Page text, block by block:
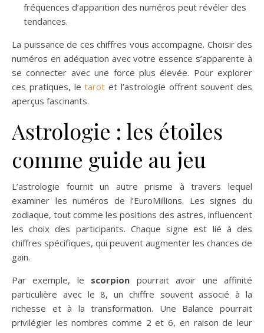
fréquences d’apparition des numéros peut révéler des
tendances.
La puissance de ces chiffres vous accompagne. Choisir des
numéros en adéquation avec votre essence s’apparente à
se connecter avec une force plus élevée. Pour explorer
ces pratiques, letarot et l’astrologie offrent souvent des
aperçus fascinants.
Astrologie : les étoiles
comme guide au jeu
L’astrologie fournit un autre prisme à travers lequel
examiner les numéros de l’EuroMillions. Les signes du
zodiaque, tout comme les positions des astres, influencent
les choix des participants. Chaque signe est lié à des
chiffres spécifiques, qui peuvent augmenter les chances de
gain.
Par exemple, le scorpion pourrait avoir une affinité
particulière avec le 8, un chiffre souvent associé à la
richesse et à la transformation. Une Balance pourrait
privilégier les nombres comme 2 et 6, en raison de leur